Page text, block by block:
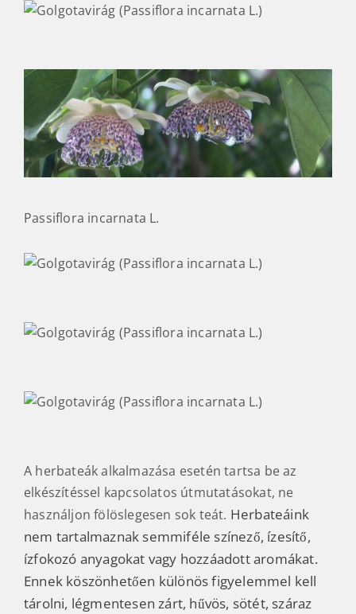
Passiflora incarnata L.
A herbateák alkalmazása esetén tartsa be az
elkészítéssel kapcsolatos útmutatásokat, ne
használjon fölöslegesen sok teát. Herbateáink
nem tartalmaznak semmiféle színező, ízesítő,
ízfokozó anyagokat vagy hozzáadott aromákat.
Ennek köszönhetően különös figyelemmel kell
tárolni, légmentesen zárt, hűvös, sötét, száraz